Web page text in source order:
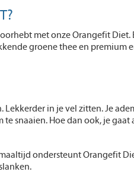
met onze Orangefit
groene thee en premium
in je vel zitten. Je
snaaien. Hoe dan ook, je
ondersteunt Orangefit